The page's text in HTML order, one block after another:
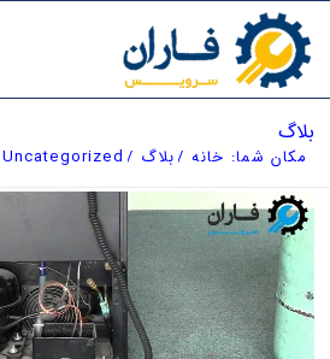
بلاگ
مکان شما: خانه /بلاگ /
Uncategorized